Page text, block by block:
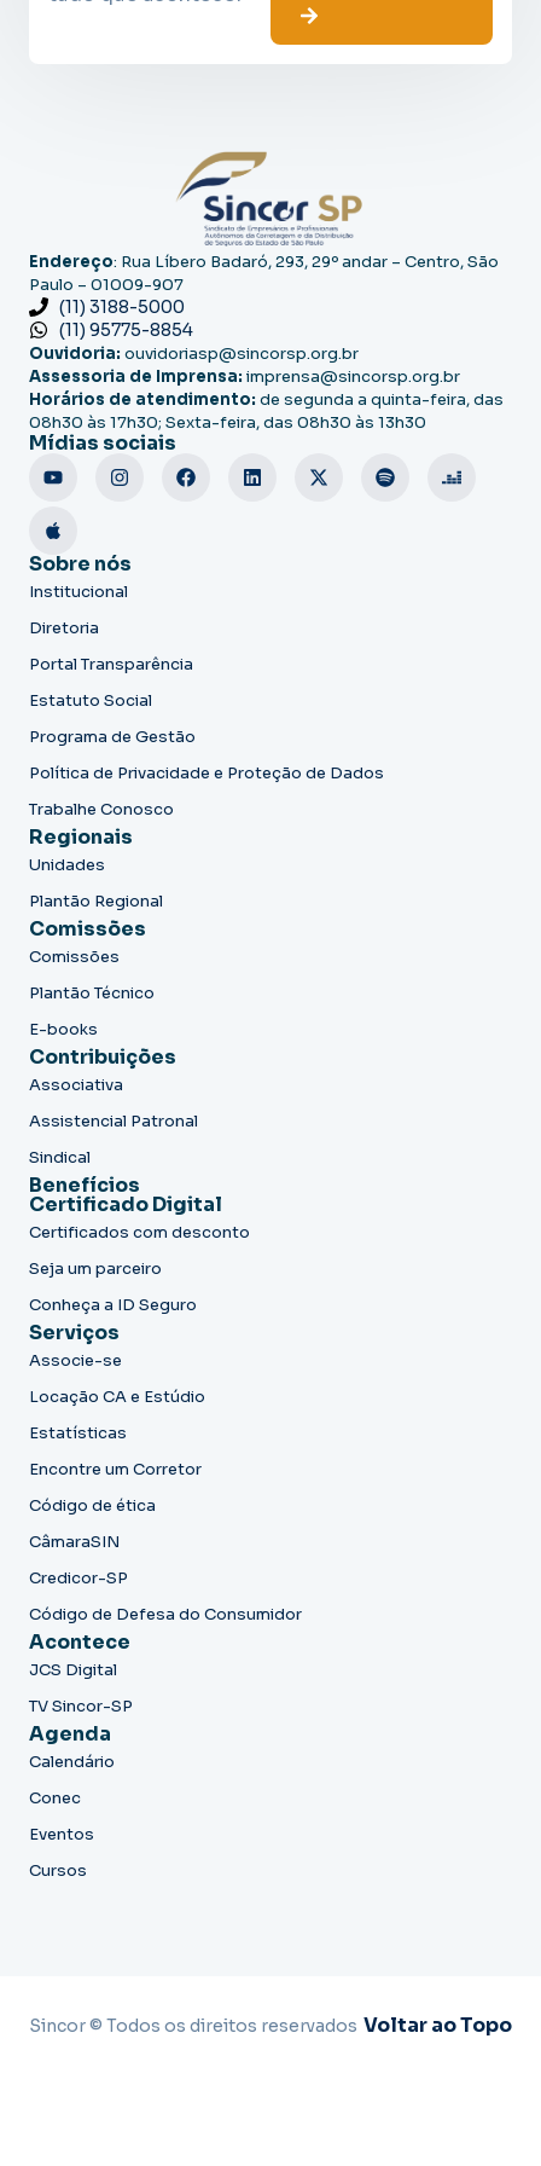
Endereço: Rua Líbero Badaró, 293, 29º andar – Centro, São
Paulo – 01009-907
(11) 3188-5000
(11) 95775-8854
Ouvidoria: ouvidoriasp@sincorsp.org.br
Assessoria de Imprensa: imprensa@sincorsp.org.br
Horários de atendimento: de segunda a quinta-feira, das
08h30 às 17h30; Sexta-feira, das 08h30 às 13h30
Mídias sociais
Sobre nós
Institucional
Diretoria
Portal Transparência
Estatuto Social
Programa de Gestão
Política de Privacidade e Proteção de Dados
Trabalhe Conosco
Regionais
Unidades
Plantão Regional
Comissões
Comissões
Plantão Técnico
E-books
Contribuições
Associativa
Assistencial Patronal
Sindical
Benefícios
Certificado Digital
Certificados com desconto
Seja um parceiro
Conheça a ID Seguro
Serviços
Associe-se
Locação CA e Estúdio
Estatísticas
Encontre um Corretor
Código de ética
CâmaraSIN
Credicor-SP
Código de Defesa do Consumidor
Acontece
JCS Digital
TV Sincor-SP
Agenda
Calendário
Conec
Eventos
Cursos
Sincor © Todos os direitos reservados Voltar ao Topo